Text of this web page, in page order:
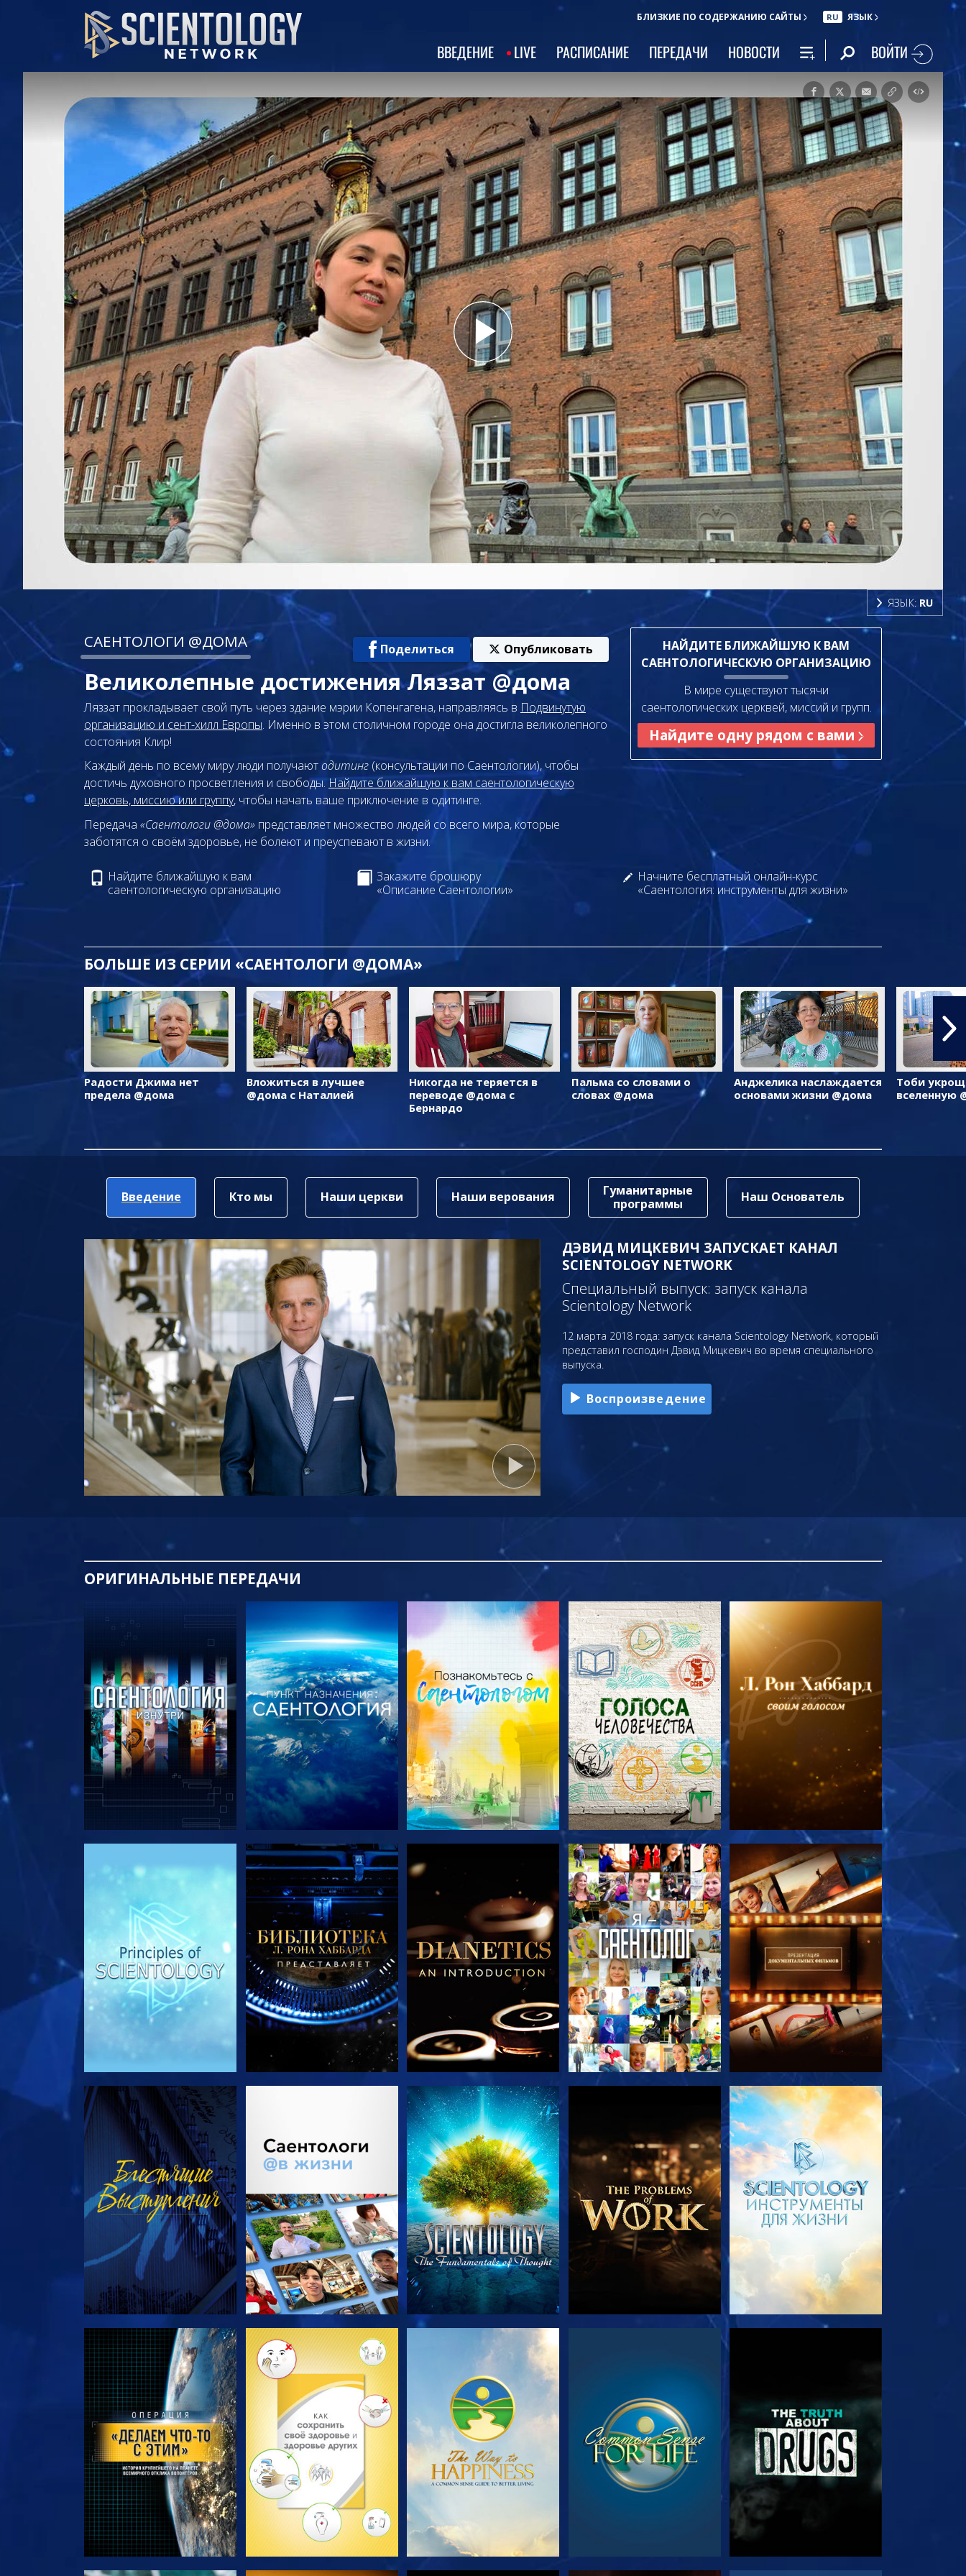
БЛИЗКИЕ ПО СОДЕРЖАНИЮ САЙТЫ RU ЯЗЫК
ВВЕДЕНИЕ LIVE РАСПИСАНИЕ ПЕРЕДАЧИ НОВОСТИ ВОЙТИ
Play
Video
ЯЗЫК: RU
САЕНТОЛОГИ @ДОМА Поделиться Опубликовать
Великолепные достижения Ляззат @дома
Ляззат прокладывает свой путь через здание мэрии Копенгагена, направляясь в Подвинутую
организацию и сент-хилл Европы. Именно в этом столичном городе она достигла великолепного
состояния Клир!
Каждый день по всему миру люди получаютодитинг (консультации по Саентологии), чтобы
достичь духовного просветления и свободы. Найдите ближайшую к вам саентологическую
церковь, миссию или группу, чтобы начать ваше приключение в одитинге.
Передача «Саентологи @дома» представляет множество людей со всего мира, которые
заботятся о своём здоровье, не болеют и преуспевают в жизни.
НАЙДИТЕ БЛИЖАЙШУЮ К ВАМ
САЕНТОЛОГИЧЕСКУЮ ОРГАНИЗАЦИЮ
В мире существуют тысячи
саентологических церквей, миссий и групп.
Найдите одну рядом с вами
Найдите ближайшую к вам
саентологическую организацию
Закажите брошюру
«Описание Саентологии»
Начните бесплатный онлайн-курс
«Саентология: инструменты для жизни»
БОЛЬШЕ ИЗ СЕРИИ «САЕНТОЛОГИ @ДОМА»
Радости Джима нет
предела @дома
Вложиться в лучшее
@дома с Наталией
Никогда не теряется в
переводе @дома с
Бернардо
Пальма со словами о
словах @дома
Анджелика наслаждается
основами жизни @дома
Тоби
вселенную
Введение Кто мы Наши церкви Наши верования
Гуманитарные
программы
Наш Основатель
ДЭВИД МИЦКЕВИЧ ЗАПУСКАЕТ КАНАЛ
SCIENTOLOGY NETWORK
Специальный выпуск: запуск канала
Scientology Network
12 марта 2018 года: запуск канала Scientology Network, который
представил господин Дэвид Мицкевич во время специального
выпуска.
Воспроизведение
ОРИГИНАЛЬНЫЕ ПЕРЕДАЧИ
СМОТРЕТЬ ПЕРЕДАЧИ СМОТРЕТЬ ПЕРЕДАЧИ СМОТРЕТЬ ПЕРЕДАЧИ СМОТРЕТЬ ПЕРЕДАЧИ СМОТРЕТЬ ПЕРЕДАЧИ
СМОТРЕТЬ СМОТРЕТЬ СМОТРЕТЬ ПЕРЕДАЧИ СМОТРЕТЬ ПЕРЕДАЧИ
СМОТРЕТЬ ПЕРЕДАЧИ СМОТРЕТЬ ПЕРЕДАЧИ